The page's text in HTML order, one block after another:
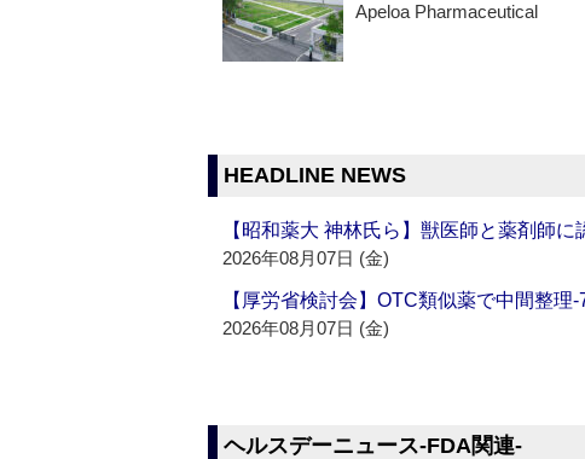
Apeloa Pharmaceutical
HEADLINE NEWS
【昭和薬大 神林氏ら】獣医師と薬剤師
2026年08月07日 (金)
【厚労省検討会】OTC類似薬で中間整理
2026年08月07日 (金)
ヘルスデーニュース‐FDA関連‐